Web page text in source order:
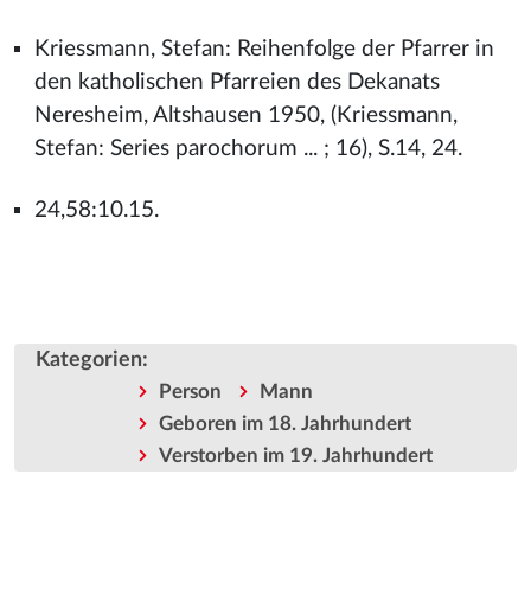
Kriessmann, Stefan: Reihenfolge der Pfarrer in
den katholischen Pfarreien des Dekanats
Neresheim, Altshausen 1950, (Kriessmann,
Stefan: Series parochorum ... ; 16), S.14, 24.
24,58:10.15.
Kategorien:
Person
Mann
Geboren im 18. Jahrhundert
Verstorben im 19. Jahrhundert